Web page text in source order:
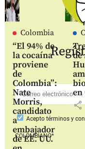
Colombia
“El 94% de
la cocaína
proviene
de
Colombia”:
Nate
Morris,
candidato
a
embajador
de EE. UU.
de
en
share
Aceptotérminos y
COLOMBIANO*